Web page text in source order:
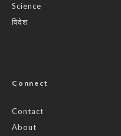
Science
विदेश
Connect
Contact
About